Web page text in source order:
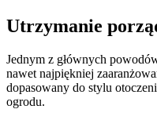
Utrzymanie
Jednym z głównych
nawet najpiękniej
dopasowany do stylu
ogrodu.